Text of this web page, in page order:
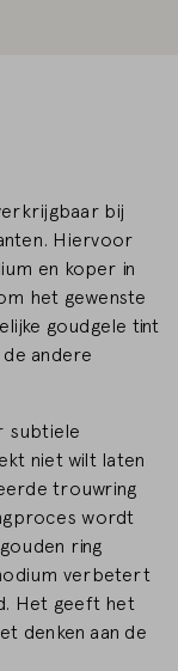
bij
Hiervoor
en koper in
het gewenste
goudgele tint
andere
subtiele
niet wilt laten
trouwring
wordt
ring
verbetert
Het geeft het
denken aan de